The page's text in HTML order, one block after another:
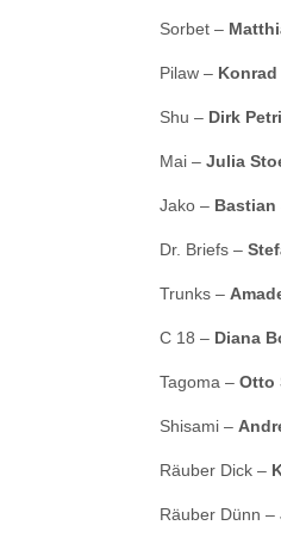
Sorbet –
Pilaw –
Shu – Dirk
Mai –Julia
Jako – Bastian
Dr. Briefs –
Trunks –
C 18 – Diana
Tagoma –Otto
Shisami –
Räuber Dick –
Räuber Dünn –